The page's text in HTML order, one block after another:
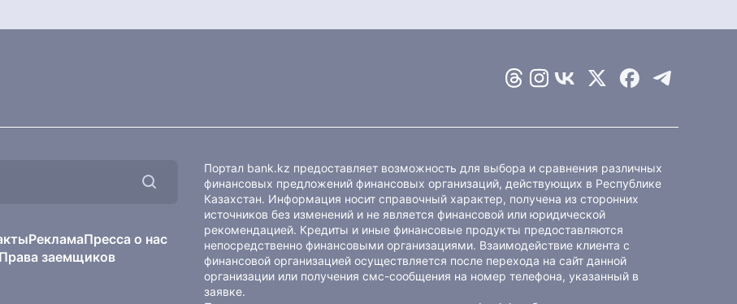
РекламаПресса о нас
Права заемщиков
Портал bank.kz предоставляет возможность для выбора и сравнения различных
финансовых предложений финансовых организаций, действующих в Республике
Казахстан. Информация носит справочный характер, получена из сторонних
источников без изменений и не является финансовой или юридической
рекомендацией. Кредиты и иные финансовые продукты предоставляются
непосредственно финансовыми организациями. Взаимодействие клиента с
финансовой организацией осуществляется после перехода на сайт данной
организации или получения смс-сообщения на номер телефона, указанный в
заявке.